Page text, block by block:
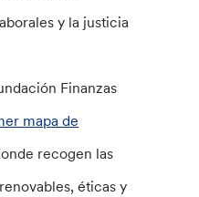
y la justicia
Finanzas
mapa de
recogen las
éticas y